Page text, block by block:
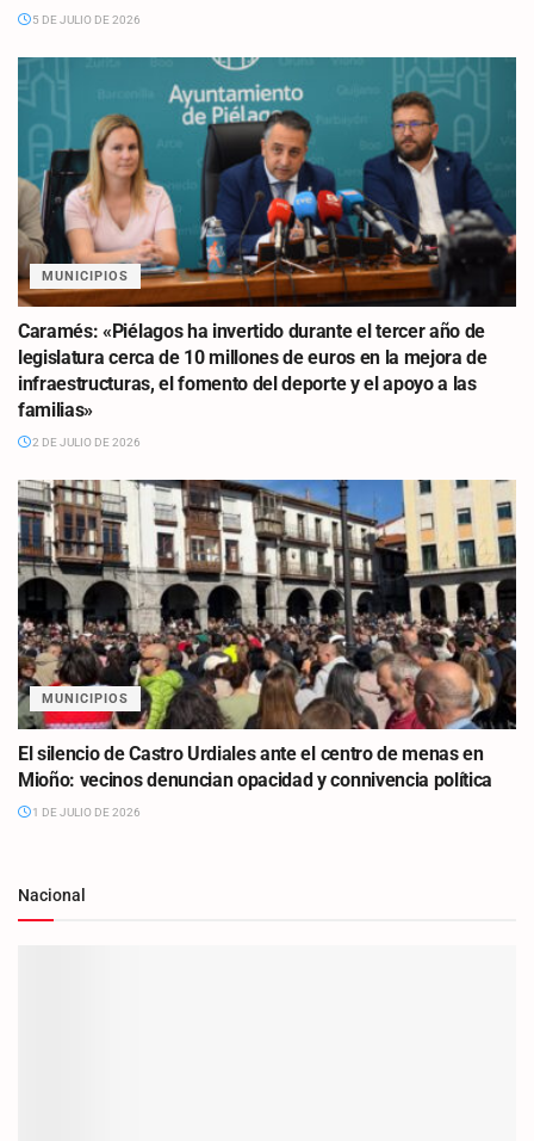
5 DE JULIO DE 2026
MUNICIPIOS
Caramés: «Piélagos ha invertido durante el tercer año de
legislatura cerca de 10 millones de euros en la mejora de
infraestructuras, el fomento del deporte y el apoyo a las
familias»
2 DE JULIO DE 2026
MUNICIPIOS
El silencio de Castro Urdiales ante el centro de menas en
Mioño: vecinos denuncian opacidad y connivencia política
1 DE JULIO DE 2026
Nacional